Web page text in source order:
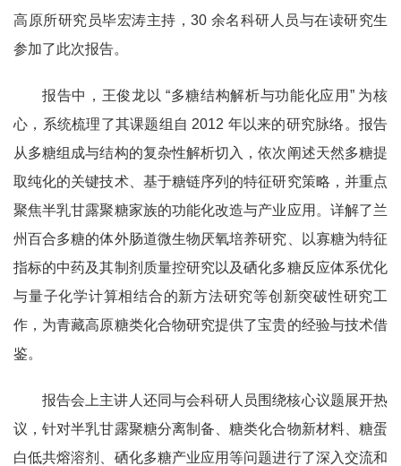
高原所研究员毕宏涛主持，30 余名科研人员与在读研究生
参加了此次报告。
报告中，王俊龙以 “多糖结构解析与功能化应用” 为核
心，系统梳理了其课题组自 2012 年以来的研究脉络。报告
从多糖组成与结构的复杂性解析切入，依次阐述天然多糖提
取纯化的关键技术、基于糖链序列的特征研究策略，并重点
聚焦半乳甘露聚糖家族的功能化改造与产业应用。详解了兰
州百合多糖的体外肠道微生物厌氧培养研究、以寡糖为特征
指标的中药及其制剂质量控研究以及硒化多糖反应体系优化
与量子化学计算相结合的新方法研究等创新突破性研究工
作，为青藏高原糖类化合物研究提供了宝贵的经验与技术借
鉴。
报告会上主讲人还同与会科研人员围绕核心议题展开热
议，针对半乳甘露聚糖分离制备、糖类化合物新材料、糖蛋
白低共熔溶剂、硒化多糖产业应用等问题进行了深入交流和